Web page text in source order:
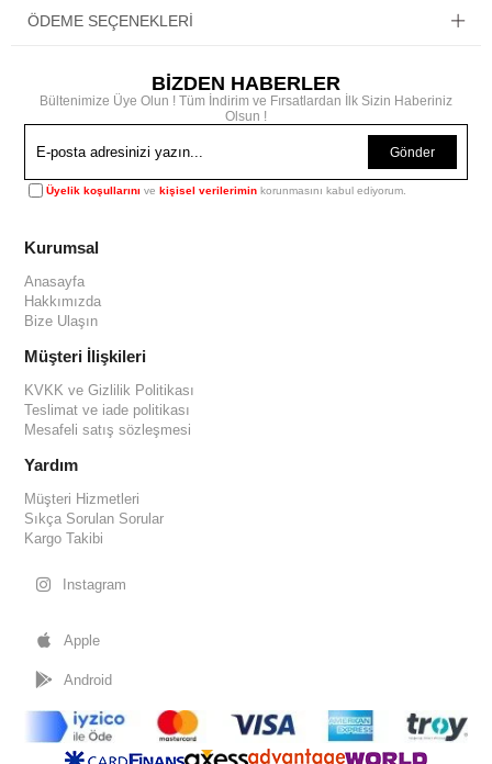
ÖDEME SEÇENEKLERI
BİZDEN HABERLER
Bültenimize Üye Olun ! Tüm İndirim ve Fırsatlardan İlk Sizin Haberiniz
Olsun !
Gönder
Üyelik koşullarını vekişisel verilerimin korunmasını kabul ediyorum.
Kurumsal
Anasayfa
Hakkımızda
Bize Ulaşın
Müşteri İlişkileri
KVKK ve Gizlilik Politikası
Teslimat ve iade politikası
Mesafeli satış sözleşmesi
Yardım
Müşteri Hizmetleri
Sıkça Sorulan Sorular
Kargo Takibi
Instagram
Apple
Android